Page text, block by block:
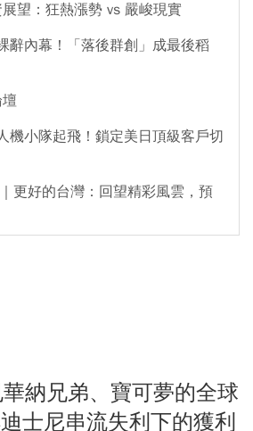
望：狂熱漲勢 vs 嚴峻現實
辭內幕！「落後群創」成最後稻
機小隊起飛！鎖定美日頂級客戶切
更好的台灣：回望精彩風雲，預
納兄弟、寶可夢的全球
士尼串流失利下的獲利